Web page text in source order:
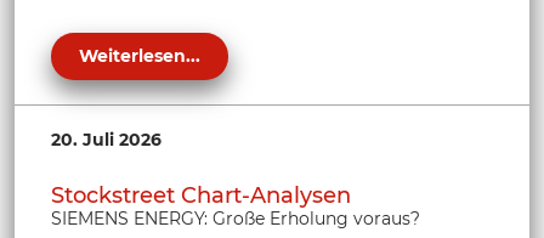
Weiterlesen...
20. Juli 2026
Stockstreet Chart-Analysen
SIEMENS ENERGY: Große Erholung voraus?